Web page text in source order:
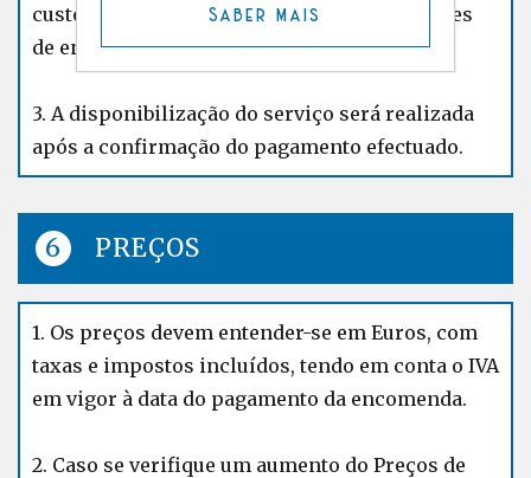
custos de portes de envio. Ver tabela de portes
de envio.
3. A disponibilização do serviço será realizada
após a confirmação do pagamento efectuado.
PREÇOS
1. Os preços devem entender-se em Euros, com
taxas e impostos incluídos, tendo em conta o IVA
em vigor à data do pagamento da encomenda.
2. Caso se verifique um aumento do Preços de
Saber mais